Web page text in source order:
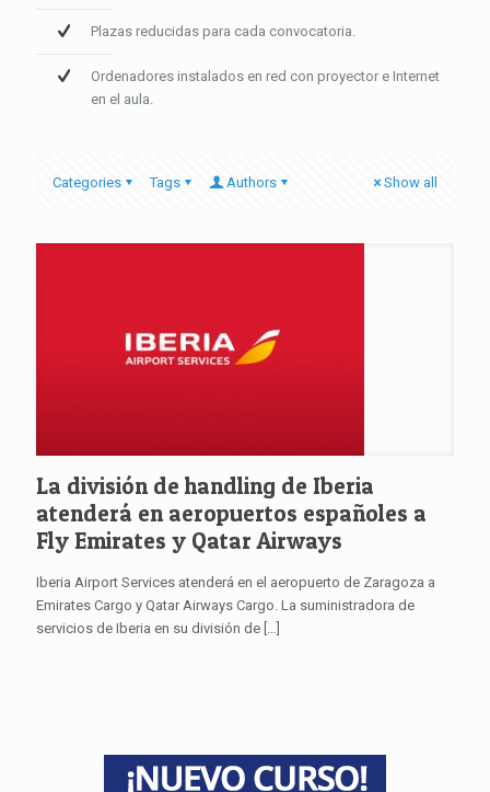
Plazas reducidas para cada convocatoria.
Ordenadores instalados en red con proyector e Internet
en el aula.
Categories Tags Authors Show all
La división de handling de Iberia
atenderá en aeropuertos españoles a
Fly Emirates y Qatar Airways
Iberia Airport Services atenderá en el aeropuerto de Zaragoza a
Emirates Cargo y Qatar Airways Cargo. La suministradora de
servicios de Iberia en su división de